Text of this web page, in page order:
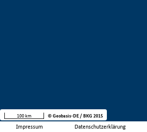
Impressum Datenschutzerklärung
100 km © Geobasis-DE / BKG 2015